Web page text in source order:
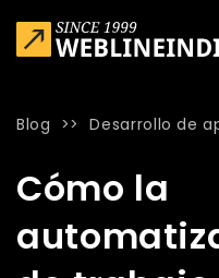
Blog >>Desarrollo de
Cómo la